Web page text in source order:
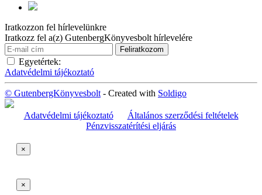
Iratkozzon fel hírlevelünkre
Iratkozz fel a(z) GutenbergKönyvesbolt hírlevelére
Egyetértek:
Adatvédelmi tájékoztató
© GutenbergKönyvesbolt - Created with Soldigo
Adatvédelmi tájékoztató
Általános szerződési feltételek
Pénzvisszatérítési eljárás
×
×